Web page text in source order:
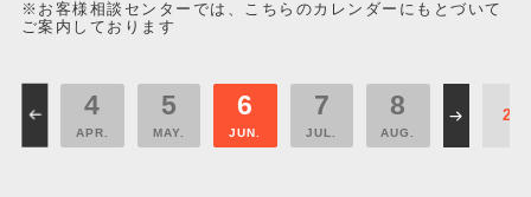
LINK TRAVELERS プリキュアシリーズ ドラゴンボール
チョコボックス チョコサプ ポケモンキッズ
※お客様相談センターでは、こちらのカレンダーにもとづいて
ご案内しております
4
APR.
5
MAY.
6
JUN.
7
JUL.
8
AUG.